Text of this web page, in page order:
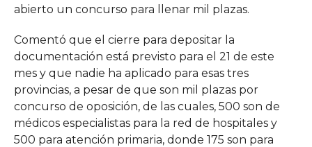
abierto un concurso para llenar mil plazas.
Comentó que el cierre para depositar la
documentación está previsto para el 21 de este
mes y que nadie ha aplicado para esas tres
provincias, a pesar de que son mil plazas por
concurso de oposición, de las cuales, 500 son de
médicos especialistas para la red de hospitales y
500 para atención primaria, donde 175 son para